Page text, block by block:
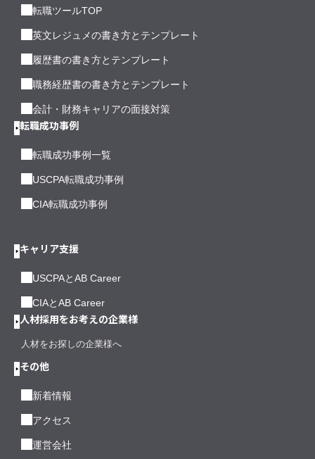
転職ツールTOP
英文レジュメの書き方とテンプレート
履歴書の書き方とテンプレート
職務経歴書の書き方とテンプレート
会計・財務キャリアの面接対策
転職成功事例
転職成功事例一覧
USCPA転職成功事例
CIA転職成功事例
キャリア支援
USCPAとAB Career
CIAとAB Career
人材採用をお考えの企業様
人材をお探しの企業様へ
その他
新着情報
アクセス
運営会社